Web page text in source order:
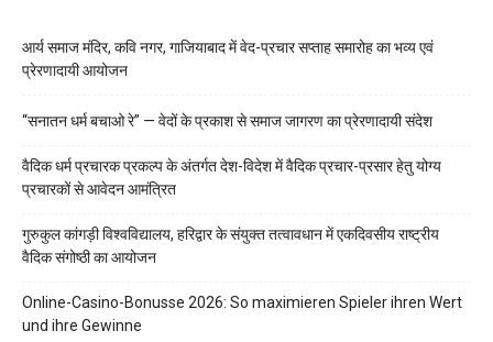
आर्य समाज मंदिर, कवि नगर, गाजियाबाद में वेद-प्रचार सप्ताह समारोह का भव्य एवं
प्रेरणादायी आयोजन
“सनातन धर्म बचाओ रे” — वेदों के प्रकाश से समाज जागरण का प्रेरणादायी संदेश
वैदिक धर्म प्रचारक प्रकल्प के अंतर्गत देश-विदेश में वैदिक प्रचार-प्रसार हेतु योग्य
प्रचारकों से आवेदन आमंत्रित
गुरुकुल कांगड़ी विश्वविद्यालय, हरिद्वार के संयुक्त तत्वावधान में एकदिवसीय राष्ट्रीय
वैदिक संगोष्ठी का आयोजन
Online-Casino-Bonusse 2026: So maximieren Spieler ihren Wert
und ihre Gewinne